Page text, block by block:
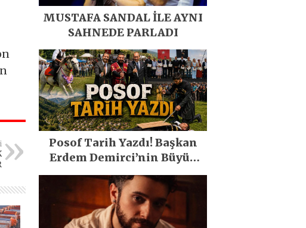
MUSTAFA SANDAL İLE AYNI
SAHNEDE PARLADI
Posof Tarih Yazdı! Başkan
Erdem Demirci’nin Büyük
Emeğiyle Son Yılların En
Büyük Festivali Gerçekleşti